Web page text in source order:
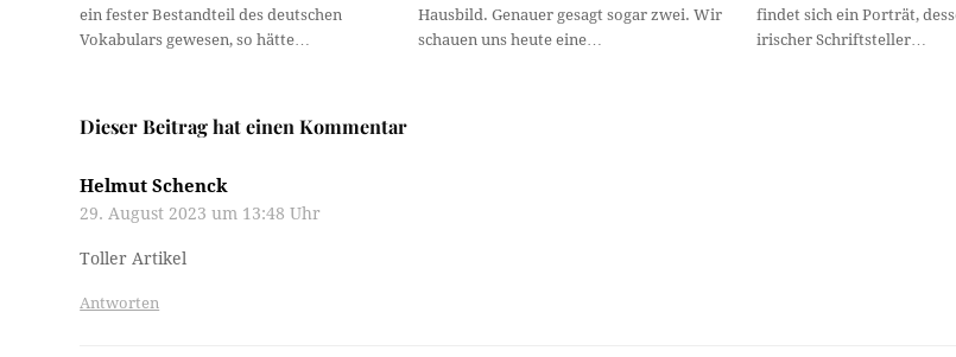
ein fester Bestandteil des deutschen
Vokabulars gewesen, so hätte…
Hausbild. Genauer gesagt sogar zwei. Wir
schauen uns heute eine…
findet sich ein Porträt,
irischer Schriftsteller…
Dieser Beitrag hat einen Kommentar
Helmut Schenck
29. August 2023 um 13:48 Uhr
Toller Artikel
Antworten